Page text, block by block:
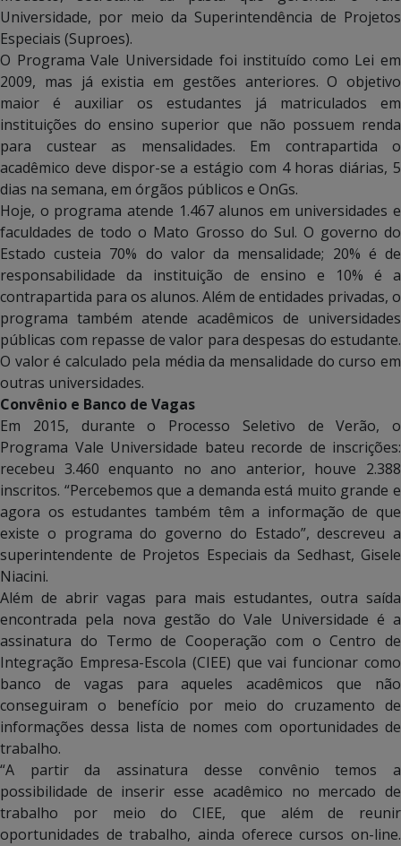
Universidade, por meio da Superintendência de Projetos
Especiais (Suproes).
O Programa Vale Universidade foi instituído como Lei em
2009, mas já existia em gestões anteriores. O objetivo
maior é auxiliar os estudantes já matriculados em
instituições do ensino superior que não possuem renda
para custear as mensalidades. Em contrapartida o
acadêmico deve dispor-se a estágio com 4 horas diárias, 5
dias na semana, em órgãos públicos e OnGs.
Hoje, o programa atende 1.467 alunos em universidades e
faculdades de todo o Mato Grosso do Sul. O governo do
Estado custeia 70% do valor da mensalidade; 20% é de
responsabilidade da instituição de ensino e 10% é a
contrapartida para os alunos. Além de entidades privadas, o
programa também atende acadêmicos de universidades
públicas com repasse de valor para despesas do estudante.
O valor é calculado pela média da mensalidade do curso em
outras universidades.
Convênio e Banco de Vagas
Em 2015, durante o Processo Seletivo de Verão, o
Programa Vale Universidade bateu recorde de inscrições:
recebeu 3.460 enquanto no ano anterior, houve 2.388
inscritos. “Percebemos que a demanda está muito grande e
agora os estudantes também têm a informação de que
existe o programa do governo do Estado”, descreveu a
superintendente de Projetos Especiais da Sedhast, Gisele
Niacini.
Além de abrir vagas para mais estudantes, outra saída
encontrada pela nova gestão do Vale Universidade é a
assinatura do Termo de Cooperação com o Centro de
Integração Empresa-Escola (CIEE) que vai funcionar como
banco de vagas para aqueles acadêmicos que não
conseguiram o benefício por meio do cruzamento de
informações dessa lista de nomes com oportunidades de
trabalho.
“A partir da assinatura desse convênio temos a
possibilidade de inserir esse acadêmico no mercado de
trabalho por meio do CIEE, que além de reunir
oportunidades de trabalho, ainda oferece cursos on-line.